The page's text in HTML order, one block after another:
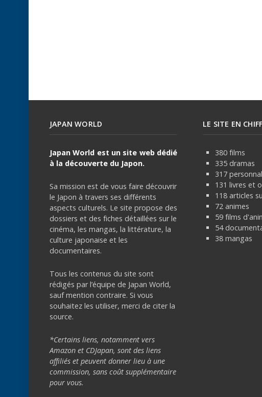
JAPAN WORLD
Japan World est un site web dédié
à la découverte du Japon.
Sa mission est de vous faire découvrir
le Japon à travers ses différents
aspects culturels. Le site propose des
dossiers et des fiches détaillées sur le
cinéma, les mangas, la littérature, la
culture japonaise et les
documentaires.
Tous les contenus du site sont
rédigés par l’équipe de Japan World,
sauf mention contraire. Si vous
souhaitez les utiliser, merci de citer la
source.
*Certains liens, notamment vers
Amazon et CDJapan, sont des liens
affiliés et peuvent donner lieu à une
commission, sans coût supplémentaire
pour vous.
LE SITE EN
380 films
335 dramas
317
131 livres et
118 articles
72 animes
59 films
54
38 mangas